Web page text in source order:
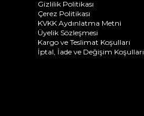
Gizlilik Politikası
Çerez Politikası
KVKK Aydınlatma Metni
Üyelik Sözleşmesi
Kargo ve Teslimat Koşulları
İptal, İade ve Değişim Koşulları